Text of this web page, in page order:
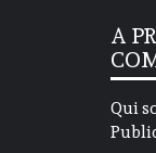
A
Qui